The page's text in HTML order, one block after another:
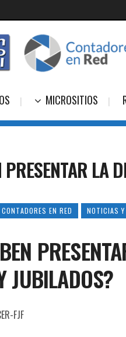
MICROSITIOS
LA
CONTADORES EN RED NOTICIAS
JUBILADOS?
FJF